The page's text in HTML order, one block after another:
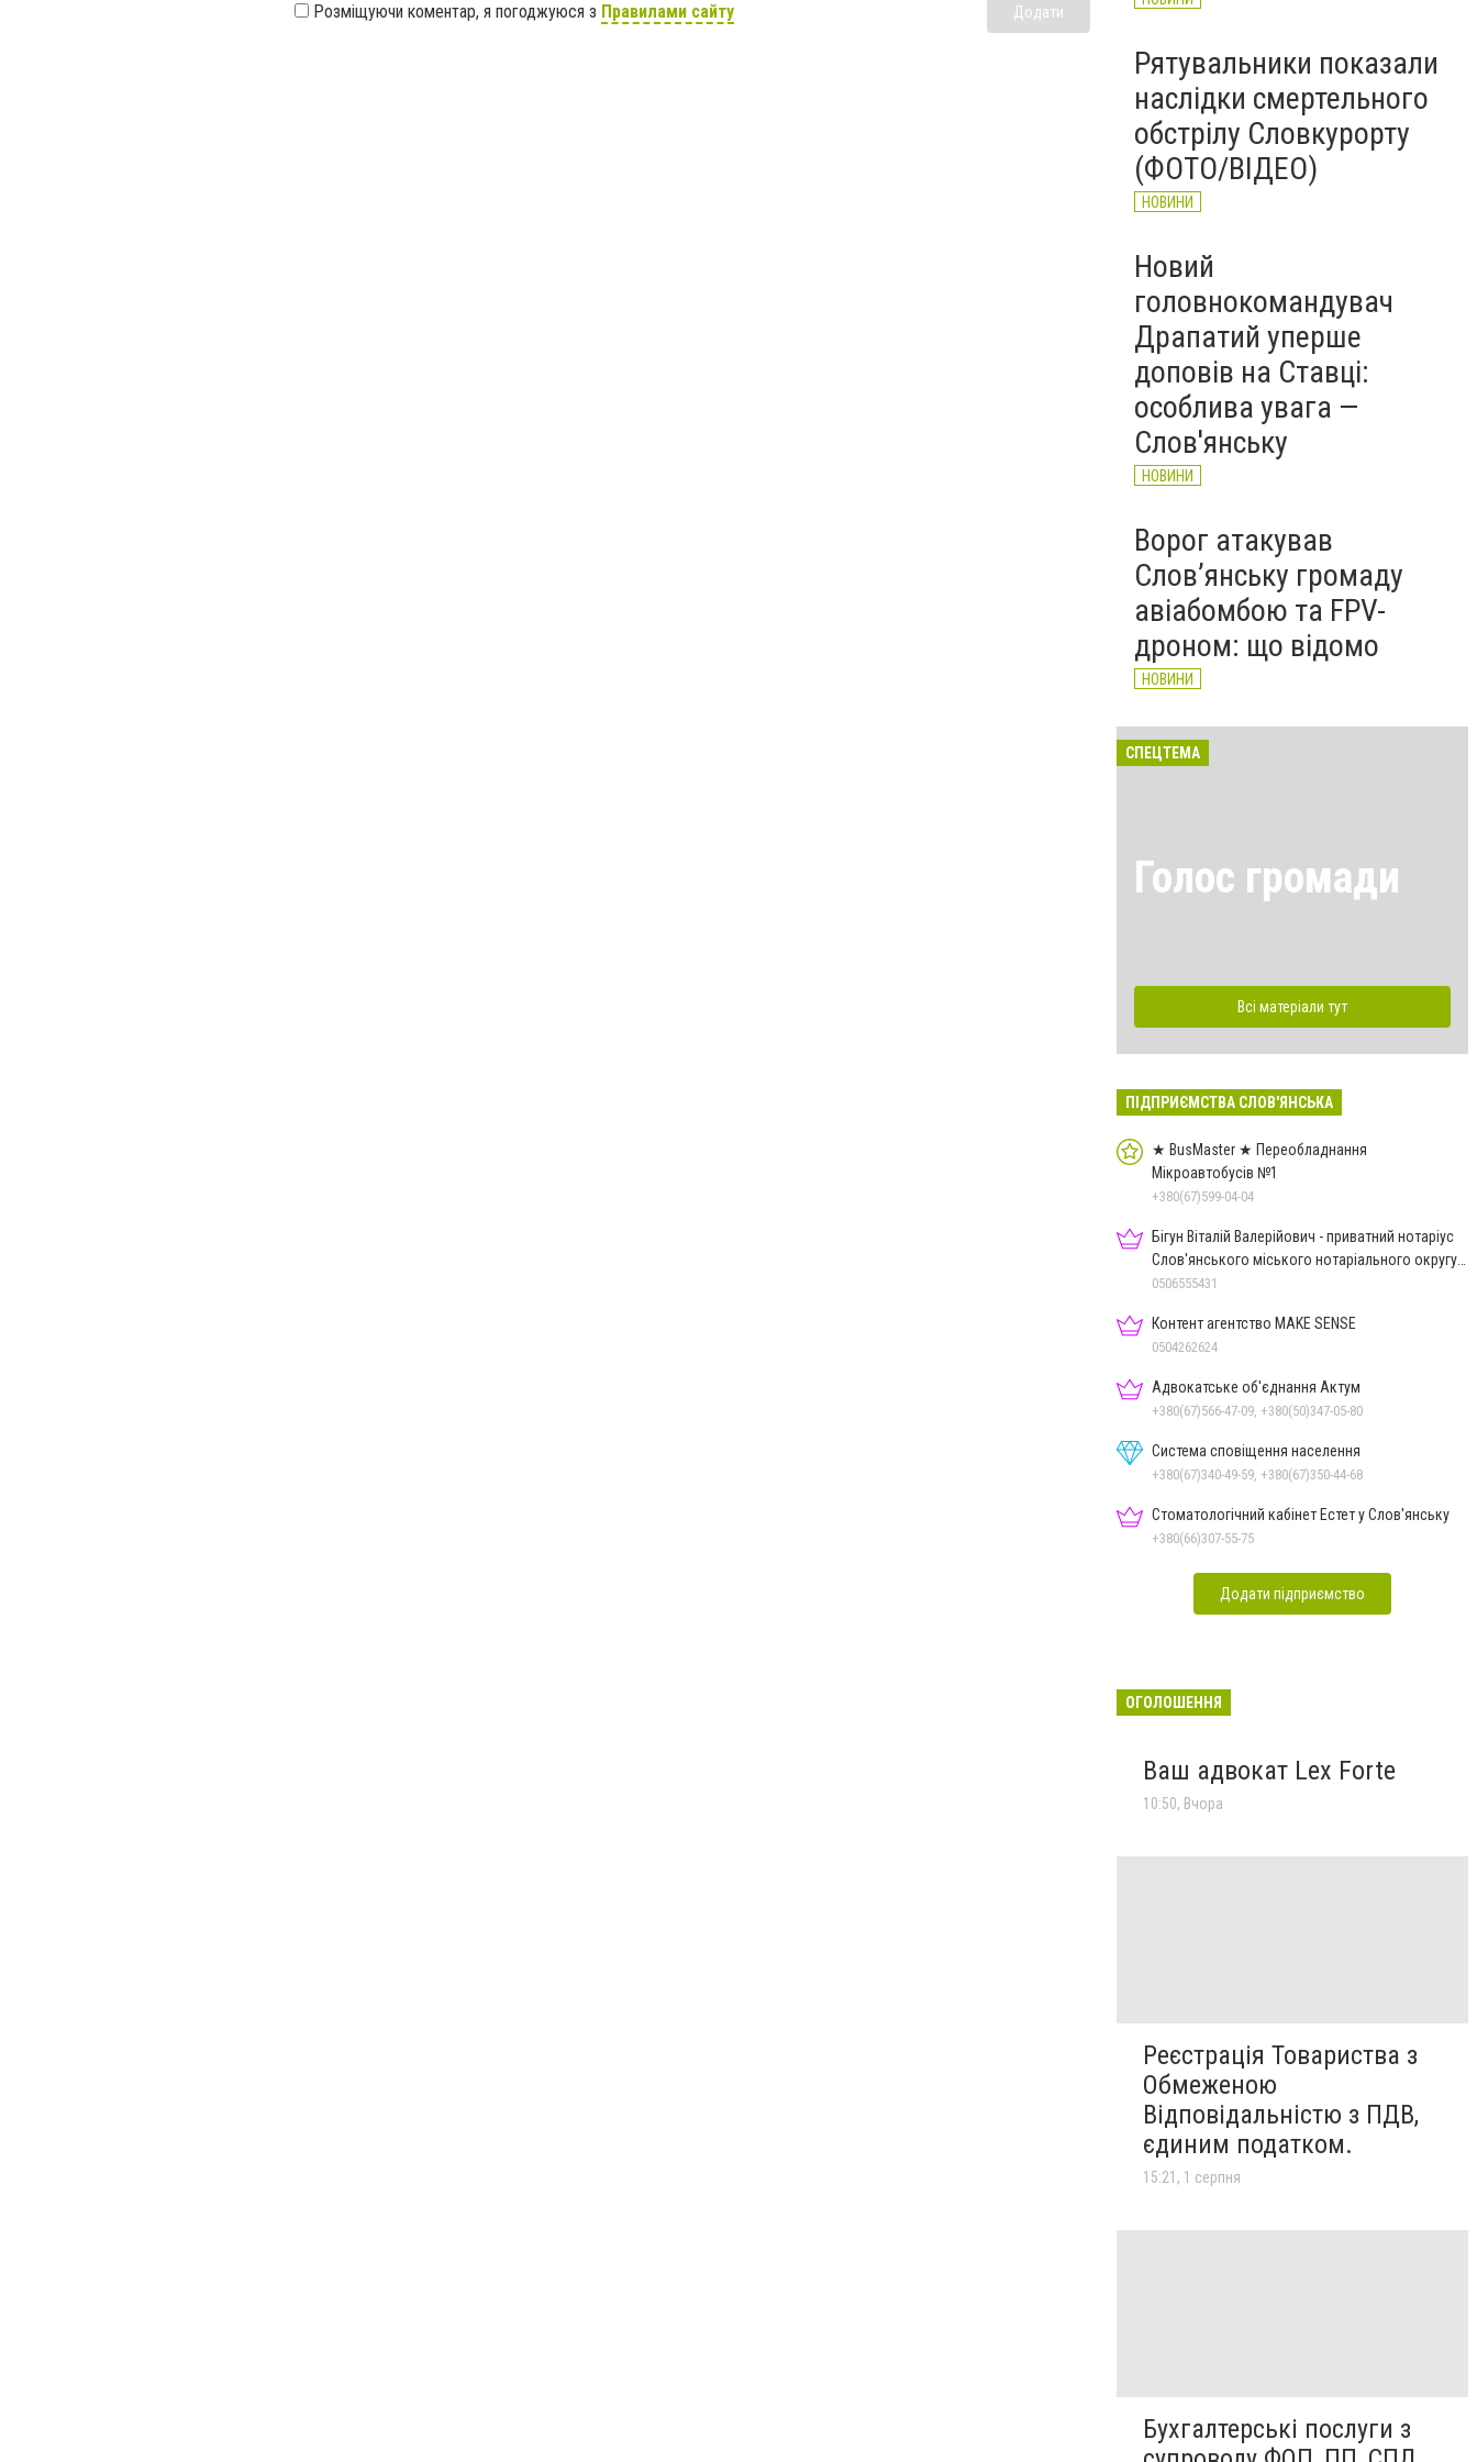
Розміщуючи коментар, я погоджуюся з Правилами сайту Додати
Рятувальники показали
наслідки смертельного
обстрілу Словкурорту
(ФОТО/ВІДЕО)
НОВИНИ
Новий
головнокомандувач
Драпатий уперше
доповів на Ставці:
особлива увага —
Слов'янську
НОВИНИ
Ворог атакував
Слов’янську громаду
авіабомбою та FPV-
дроном: що відомо
НОВИНИ
СПЕЦТЕМА
Голос громади
Всі матеріали тут
ПІДПРИЄМСТВА СЛОВ'ЯНСЬКА
★ BusMaster ★ Переобладнання
Мікроавтобусів №1
+380(67)599-04-04
Бігун Віталій Валерійович - приватний нотаріус
Слов'янського міського нотаріального округу
Дон.обл.
0506555431
Контент агентство MAKE SENSE
0504262624
Адвокатське об'єднання Актум
+380(67)566-47-09, +380(50)347-05-80
Система сповіщення населення
+380(67)340-49-59, +380(67)350-44-68
Стоматологічний кабінет Естет у Слов'янську
+380(66)307-55-75
Додати підприємство
ОГОЛОШЕННЯ
Ваш адвокат Lex Forte
10:50, Вчора
Реєстрація Товариства з
Обмеженою
Відповідальністю з ПДВ,
єдиним податком.
15:21, 1 серпня
Бухгалтерські послуги з